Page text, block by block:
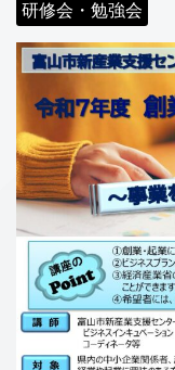
研修会・勉強会